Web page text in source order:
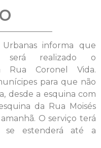
informa que
será realizado o
Rua Coronel Vida.
para que não
desde a esquina com
da Rua Moisés
O serviço terá
estenderá até a